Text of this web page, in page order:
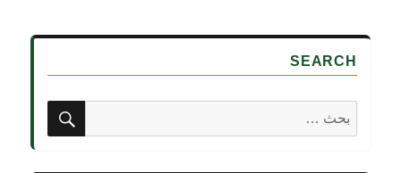
SEARCH
البحث
عن:
بحث